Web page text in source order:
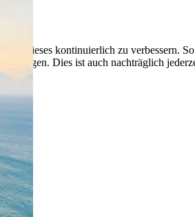
dieses kontinuierlich zu verbessern.
festlegen. Dies ist auch nachträglich